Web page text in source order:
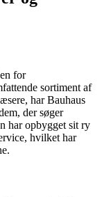
for
sortiment af
har Bauhaus
der søger
har opbygget sit ry
hvilket har